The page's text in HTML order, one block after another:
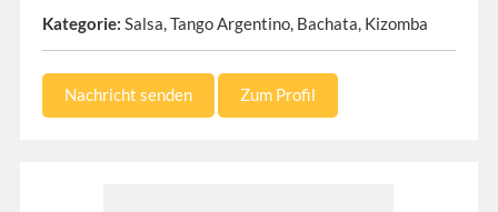
Kategorie: Salsa, Tango Argentino, Bachata, Kizomba
Nachricht senden Zum Profil